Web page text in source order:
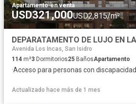
Apartamento·en venta
USD321,000USD2,815/m²
Avenida Los Incas, San Isidro
114 m²3 Dormitorios25 BañosApartamento
·Acceso para personas con discapacidad
Actualizado hace más de 1 mes